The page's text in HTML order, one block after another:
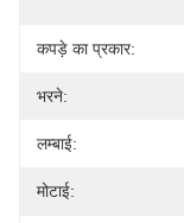
कपड़े का प्रकार:
भरने:
लम्बाई:
मोटाई: